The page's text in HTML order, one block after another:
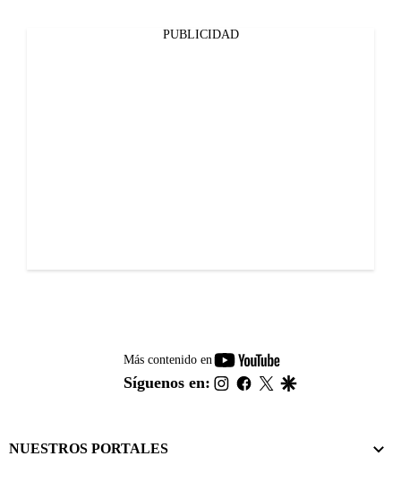
PUBLICIDAD
Más contenido en
youtube-
footer
Síguenos en: instagram
facebook
twitter
NUESTROS PORTALES